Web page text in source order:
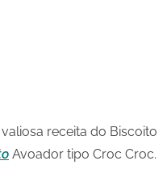
receita do Biscoito
Avoador tipo Croc Croc.